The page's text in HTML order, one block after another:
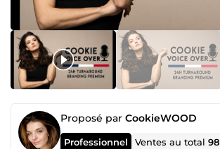
Proposé par CookieWOOD
Professionnel Ventes au total98